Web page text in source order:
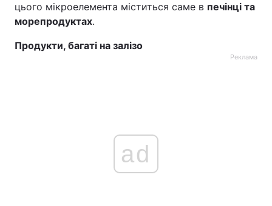
цього мікроелемента міститься саме в печінці та
морепродуктах.
Продукти, багаті на залізо
Реклама
ad